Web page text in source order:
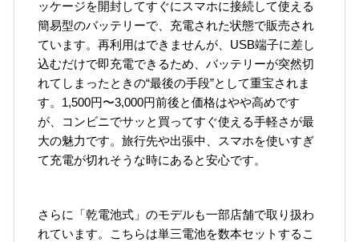
ッケージを開封してすぐにスマホに接続して使える
簡易型のバッテリーで、充電された状態で販売され
ています。再利用はできませんが、USB端子に差し
込むだけで即充電できるため、バッテリーが突然切
れてしまったときの“最後の手段”として重宝されま
す。1,500円〜3,000円前後と価格はやや高めです
が、コンビニでサッと買ってすぐ使える手軽さが最
大の魅力です。旅行先や出張中、スマホを使いすぎ
て充電が切れそうな時にあると安心です。
さらに「乾電池式」のモデルも一部店舗で取り扱わ
れています。こちらは単三電池を数本セットするこ